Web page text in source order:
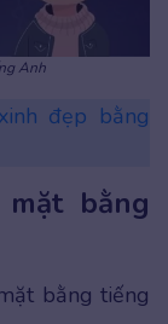
Anh
đẹp bằng
bằng
bằng tiếng